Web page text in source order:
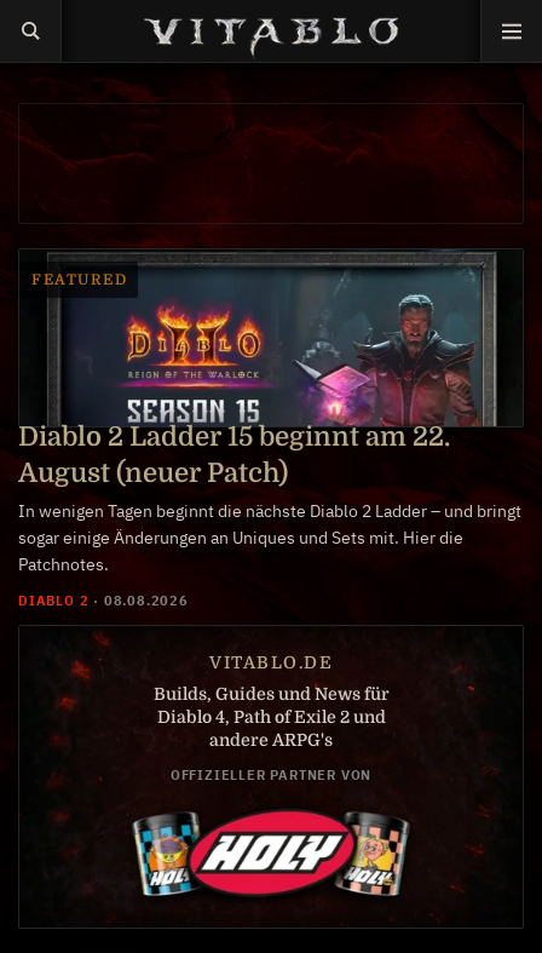
VITABLO.DE
Builds, Guides und News für
Diablo 4, Path of Exile 2 und
andere ARPG's
OFFIZIELLER PARTNER VON
FEATURED
Diablo 2 Ladder 15 beginnt am 22.
August (neuer Patch)
In wenigen Tagen beginnt die nächste Diablo 2 Ladder – und bringt
sogar einige Änderungen an Uniques und Sets mit. Hier die
Patchnotes.
DIABLO 2 · 08.08.2026